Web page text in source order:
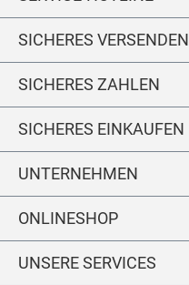
SICHERES VERSENDEN
SICHERES ZAHLEN
SICHERES EINKAUFEN
UNTERNEHMEN
ONLINESHOP
UNSERE SERVICES